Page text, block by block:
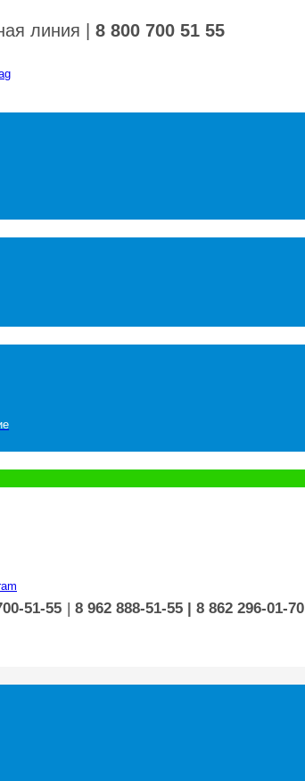
линия 8 800 700 51 55
51-55 | 8 962 888-51-55 | 8 862 296-01-70